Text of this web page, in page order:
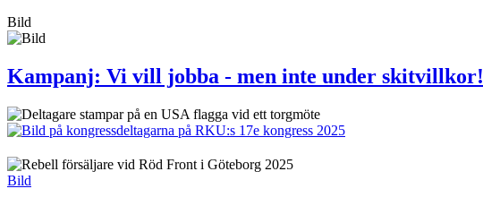
Bild
Kampanj: Vi vill jobba - men inte under skitvillkor!
Bild